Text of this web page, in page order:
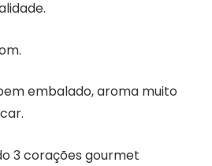
embalado, aroma muito
3 corações gourmet